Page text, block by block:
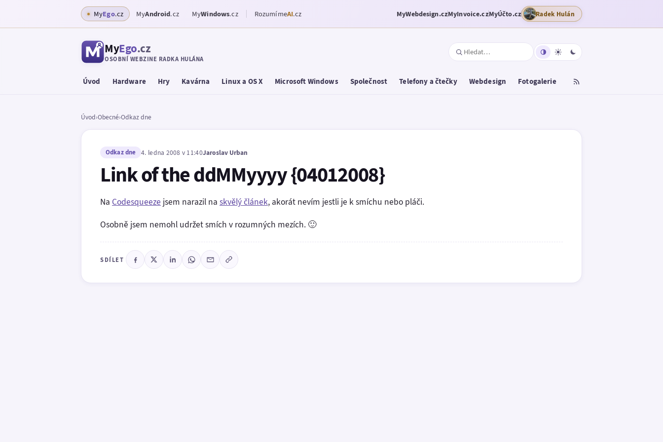
MyEgo.cz MyAndroid.cz MyWindows.cz RozumímeAI.cz MyWebdesign.czMyInvoice.czMyÚčto.cz Radek Hulán
MyEgo.cz
OSOBNÍ WEBZINE RADKA HULÁNA
Úvod Hardware Hry Kavárna Linux a OS X Microsoft Windows Společnost Telefony a čtečky Webdesign Fotogalerie
Úvod›Obecné›Odkaz dne
Odkaz dne 4. ledna 2008 v 11:40Jaroslav Urban
Link of the ddMMyyyy {04012008}
Na Codesqueeze jsem narazil na skvělý článek, akorát nevím jestli je k smíchu nebo pláči.
Osobně jsem nemohl udržet smích v rozumných mezích. 🙂
SDÍLET